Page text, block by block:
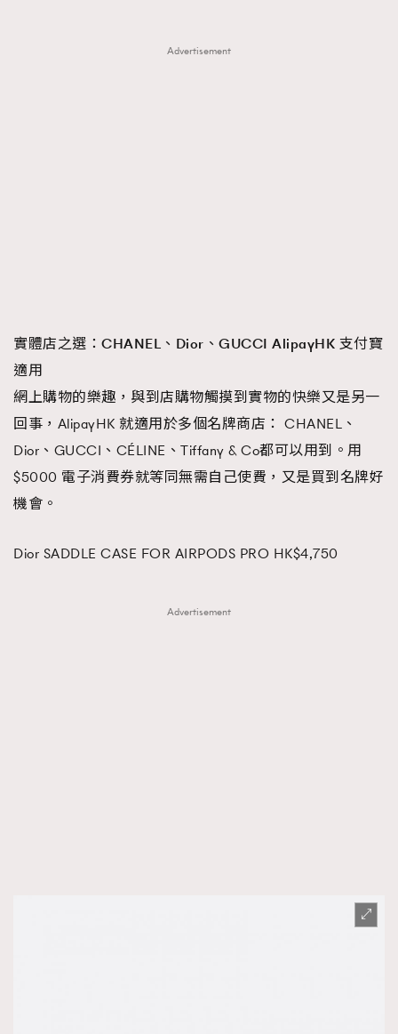
Advertisement
實體店之選： CHANEL 、 Dior 、 GUCCI AlipayHK 支付寶
適用
網上購物的樂趣，與到店購物觸摸到實物的快樂又是另一
回事，AlipayHK 就適用於多個名牌商店： CHANEL、
Dior、GUCCI、CÉLINE、Tiffany & Co都可以用到。用
$5000 電子消費券就等同無需自己使費，又是買到名牌好
機會。
Dior SADDLE CASE FOR AIRPODS PRO HK$4,750
Advertisement